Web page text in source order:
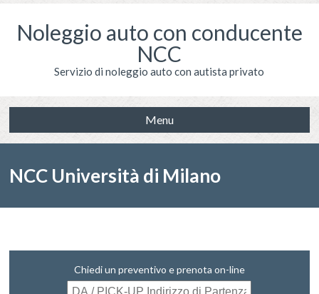
Noleggio auto con conducente
NCC
Servizio di noleggio auto con autista privato
Menu
NCC Università di Milano
Chiedi un preventivo e prenota on-line